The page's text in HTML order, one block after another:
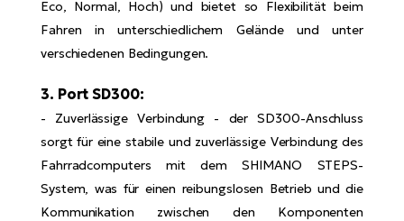
Eco, Normal, Hoch) und bietet so Flexibilität beim
Fahren in unterschiedlichem Gelände und unter
verschiedenen Bedingungen.
3. Port SD300:
- Zuverlässige Verbindung - der SD300-Anschluss
sorgt für eine stabile und zuverlässige Verbindung des
Fahrradcomputers mit dem SHIMANO STEPS-
System, was für einen reibungslosen Betrieb und die
Kommunikation zwischen den Komponenten